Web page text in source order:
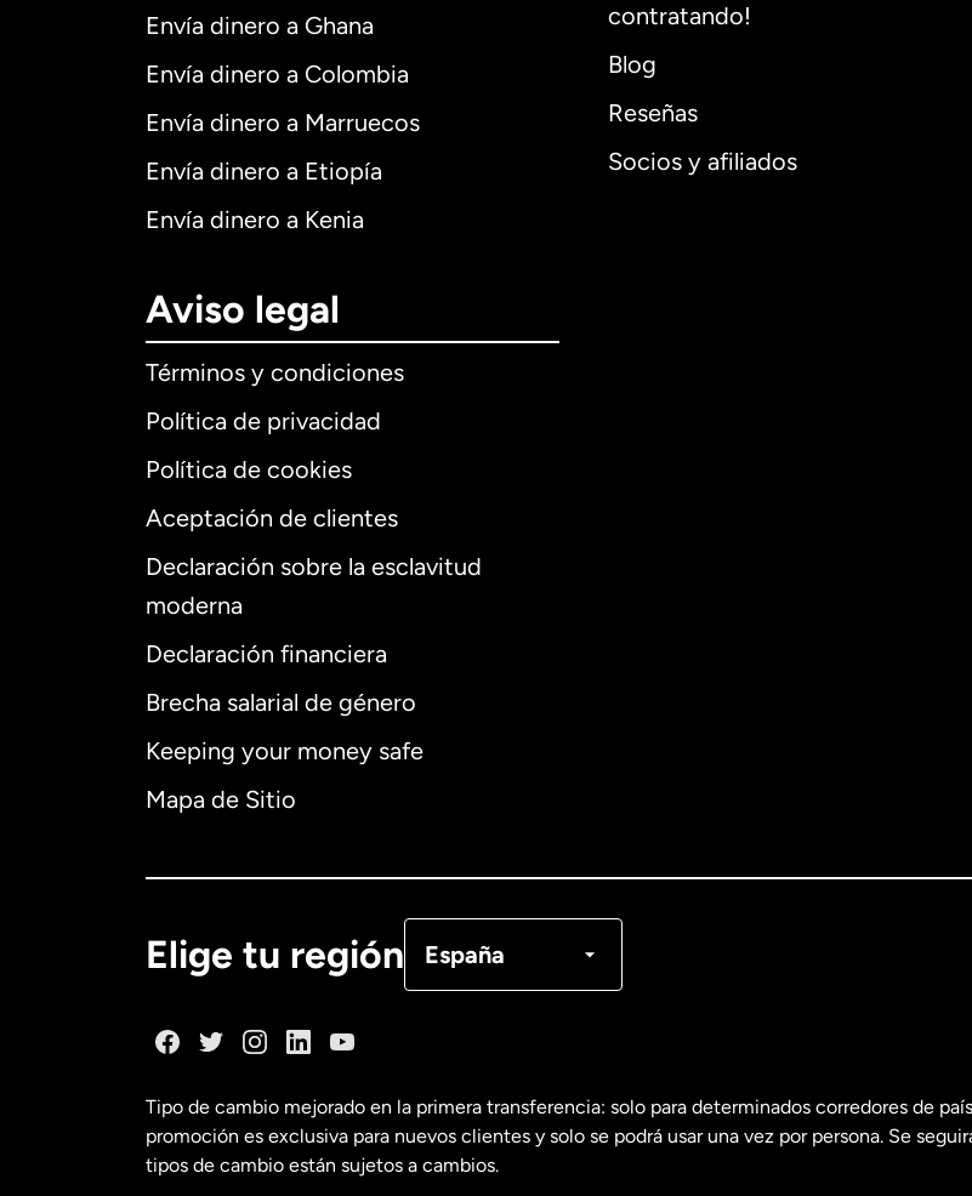
Envía dinero a Ghana
Envía dinero a Colombia
Envía dinero a Marruecos
Envía dinero a Etiopía
Envía dinero a Kenia
contratando!
Blog
Reseñas
Socios y afiliados
Aviso legal
Términos y condiciones
Política de privacidad
Política de cookies
Aceptación de clientes
Declaración sobre la esclavitud
moderna
Declaración financiera
Brecha salarial de género
Keeping your money safe
Mapa de Sitio
Elige tu región España
Internacional
Alemania
Estados Unidos English
Tipo de cambio mejorado en la primera transferencia: solo para determinados corredores de
promoción es exclusiva para nuevos clientes y solo se podrá usar una vez por persona. Se
tipos de cambio están sujetos a cambios.